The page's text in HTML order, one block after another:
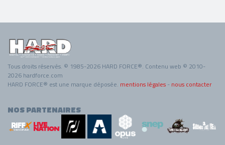
Tous droits réservés. © 1985-2026 HARD FORCE®. Contenu web © 2010-
2026 hardforce.com
HARD FORCE® est une marque déposée. mentions légales - nous contacter
NOS PARTENAIRES